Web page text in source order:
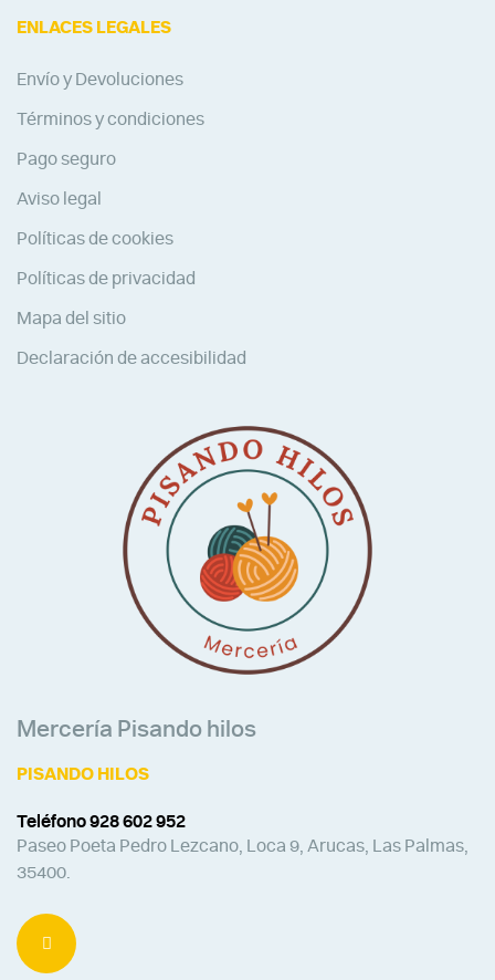
ENLACES LEGALES
Envío y Devoluciones
Términos y condiciones
Pago seguro
Aviso legal
Políticas de cookies
Políticas de privacidad
Mapa del sitio
Declaración de accesibilidad
Mercería Pisando hilos
PISANDO HILOS
Teléfono 928 602 952
Paseo Poeta Pedro Lezcano, Loca 9, Arucas, Las Palmas,
35400.